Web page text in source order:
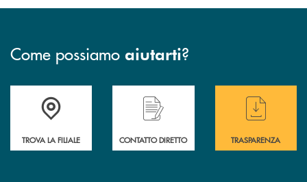
Come possiamo aiutarti?
Accedi all' elenco completo delle filiali
TROVA LA FILIALE
Hai bisogno di assistenza immediata ?
CONTATTO DIRETTO
Hai bisogno di
TRASPARENZA